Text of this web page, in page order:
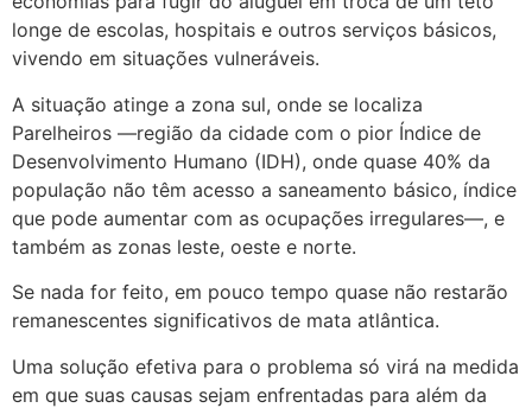
longe de escolas, hospitais e outros serviços básicos,
vivendo em situações vulneráveis.
A situação atinge a zona sul, onde se localiza
Parelheiros —região da cidade com o pior Índice de
Desenvolvimento Humano (IDH), onde quase 40% da
população não têm acesso a saneamento básico, índice
que pode aumentar com as ocupações irregulares—, e
também as zonas leste, oeste e norte.
Se nada for feito, em pouco tempo quase não restarão
remanescentes significativos de mata atlântica.
Uma solução efetiva para o problema só virá na medida
em que suas causas sejam enfrentadas para além da